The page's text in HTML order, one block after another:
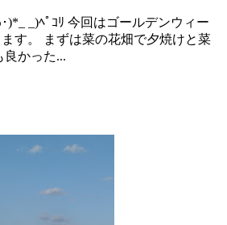
)*_ _)ﾍﾟｺﾘ 今回はゴールデンウィー
す。 まずは菜の花畑で夕焼けと菜
かった...